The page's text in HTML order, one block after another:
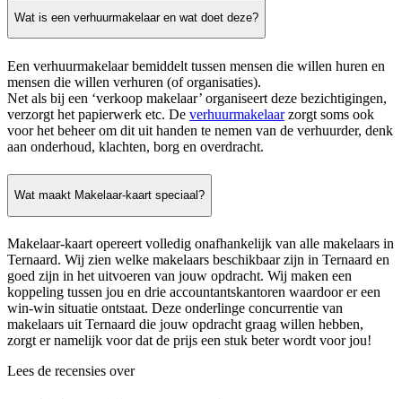
Wat is een verhuurmakelaar en wat doet deze?
Een verhuurmakelaar bemiddelt tussen mensen die willen huren en
mensen die willen verhuren (of organisaties).
Net als bij een ‘verkoop makelaar’ organiseert deze bezichtigingen,
verzorgt het papierwerk etc. De verhuurmakelaarzorgt soms ook
voor het beheer om dit uit handen te nemen van de verhuurder, denk
aan onderhoud, klachten, borg en overdracht.
Wat maakt Makelaar-kaart speciaal?
Makelaar-kaart opereert volledig onafhankelijk van alle makelaars in
Ternaard. Wij zien welke makelaars beschikbaar zijn in Ternaard en
goed zijn in het uitvoeren van jouw opdracht. Wij maken een
koppeling tussen jou en drie accountantskantoren waardoor er een
win-win situatie ontstaat. Deze onderlinge concurrentie van
makelaars uit Ternaard die jouw opdracht graag willen hebben,
zorgt er namelijk voor dat de prijs een stuk beter wordt voor jou!
Lees de recensies over